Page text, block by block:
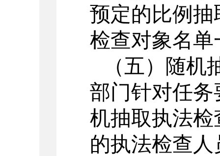
预定的比例
检查对象名
（五）随
部门针对任
机抽取执法
的执法检查